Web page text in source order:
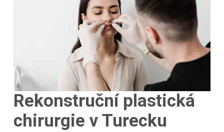
Rekonstruční plastická
chirurgie v Turecku